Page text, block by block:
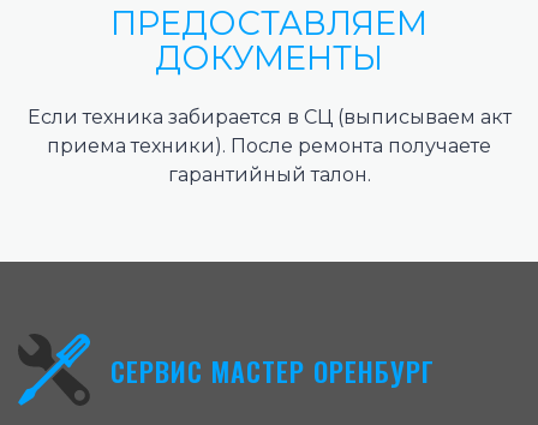
ПРЕДОСТАВЛЯЕМ
ДОКУМЕНТЫ
Если техника забирается в СЦ (выписываем акт
приема техники). После ремонта получаете
гарантийный талон.
СЕРВИС МАСТЕР ОРЕНБУРГ